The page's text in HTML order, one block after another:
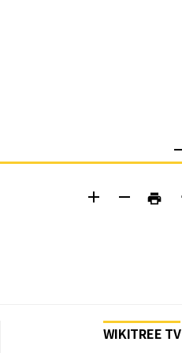
add remove print
WIKITREE TV